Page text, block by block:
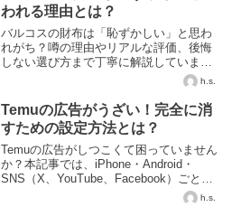
われる理由とは？
バルコスの財布は「恥ずかしい」と思わ
れがち？噂の理由やリアルな評価、後悔
しない選び方まで丁寧に解説していま
h.s.
Temuの広告がうざい！完全に消
すための設定方法とは？
Temuの広告がしつこくて困っていません
か？本記事では、iPhone・Android・
SNS（X、YouTube、Facebook）ごとの
効果的な広告非表示の方法を解説。簡単
な設定でTemuの広告を減らしましょう。
h.s.